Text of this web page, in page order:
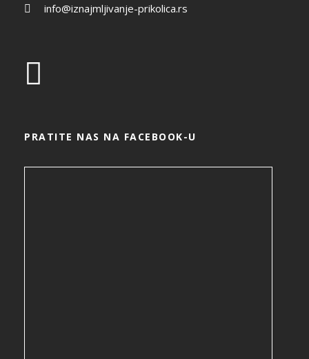
info@iznajmljivanje-prikolica.rs
PRATITE NAS NA FACEBOOK-U